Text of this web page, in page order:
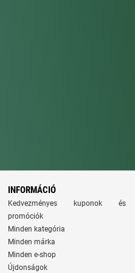
INFORMÁCIÓ
Kedvezményes kuponok és
promóciók
Minden kategória
Minden márka
Minden e-shop
Újdonságok